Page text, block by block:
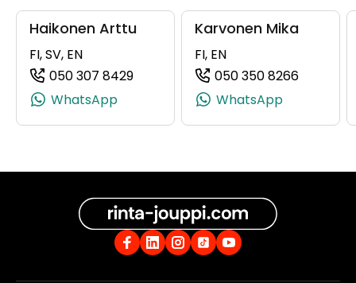
Haikonen Arttu
FI, SV, EN
050 307 8429
(+358503078429, 0503078429,
WhatsApp
Karvonen Mika
FI, EN
050 350 8266
WhatsApp